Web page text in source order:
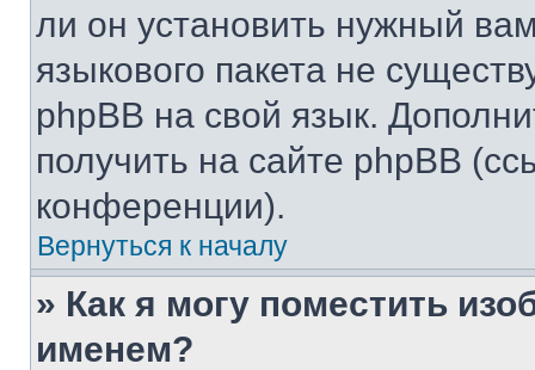
ли он установить нужный
языкового пакета не
phpBB на свой язык.
получить на сайте phpBB
конференции).
Вернуться к началу
» Как я могу поместить
именем?